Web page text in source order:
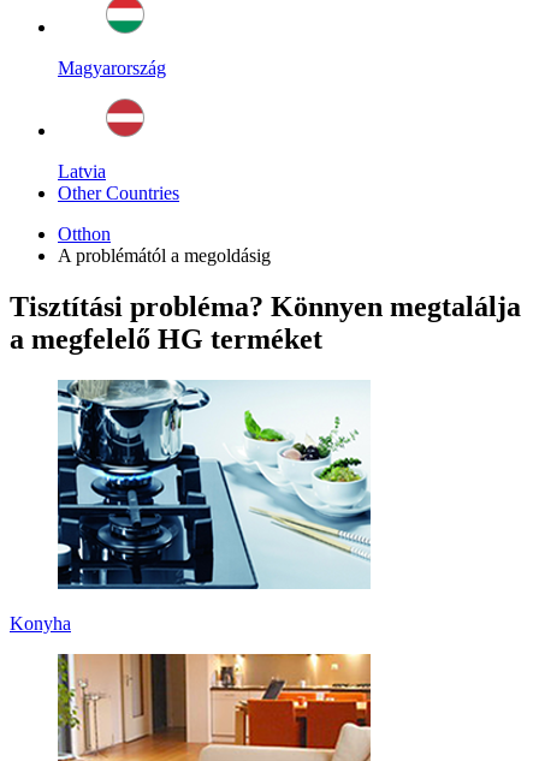
Magyarország
Latvia
Other Countries
Otthon
A problémától a megoldásig
Tisztítási probléma? Könnyen megtalálja
a megfelelő HG terméket
Konyha